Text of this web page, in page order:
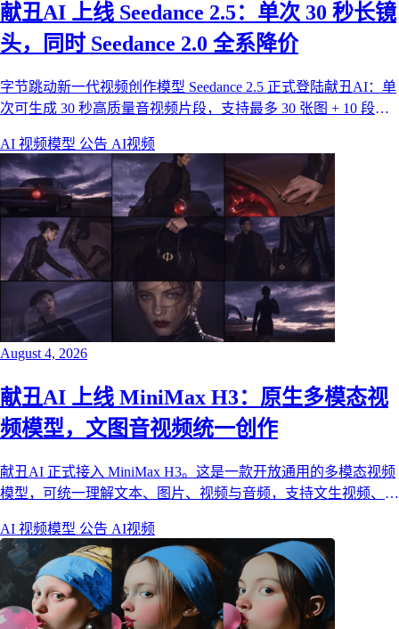
献丑AI 上线 Seedance 2.5：单次 30 秒长镜
头，同时 Seedance 2.0 全系降价
字节跳动新一代视频创作模型 Seedance 2.5 正式登陆献丑AI：单
次可生成 30 秒高质量音视频片段，支持最多 30 张图 + 10 段视
Seedance 2.5 与 2.0 全系价格下调，720p 每秒降 20%、1080p 降
14%。
AI 视频模型 公告 AI视频
August 4, 2026
献丑AI 上线 MiniMax H3：原生多模态视
频模型，文图音视频统一创作
献丑AI 正式接入 MiniMax H3。这是一款开放通用的多模态视频
模型，可统一理解文本、图片、视频与音频，支持文生视频、首
UI 动效等商用创作场景。
AI 视频模型 公告 AI视频